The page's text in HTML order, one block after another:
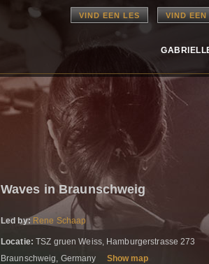
VIND EEN LES VIND
Waves in Braunschweig
Led by: Rene Schaap
Locatie: TSZ gruen Weiss, Hamburgerstrasse 273
Braunschweig, Germany
Show map